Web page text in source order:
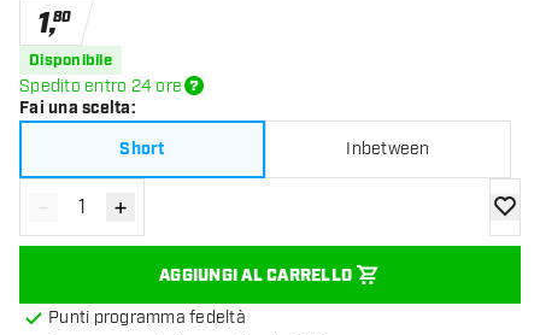
1,80
Disponibile
Spedito entro 24 ore
Fai una scelta:
Short
Inbetween
Diminuisci quantità
- Aumenta quantità
+
AGGIUNGI AL CARRELLO
Punti programma fedeltà